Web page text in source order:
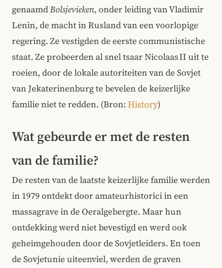
genaamdBolsjevieken, onder leiding van Vladimir
Lenin, de macht in Rusland van een voorlopige
regering. Ze vestigden de eerste communistische
staat. Ze probeerden al snel tsaar Nicolaas II uit te
roeien, door de lokale autoriteiten van de Sovjet
van Jekaterinenburg te bevelen de keizerlijke
familie niet te redden. (Bron: History)
Wat gebeurde er met de resten
van de familie?
De resten van de laatste keizerlijke familie werden
in 1979 ontdekt door amateurhistorici in een
massagrave in de Oeralgebergte. Maar hun
ontdekking werd niet bevestigd en werd ook
geheimgehouden door de Sovjetleiders. En toen
de Sovjetunie uiteenviel, werden de graven